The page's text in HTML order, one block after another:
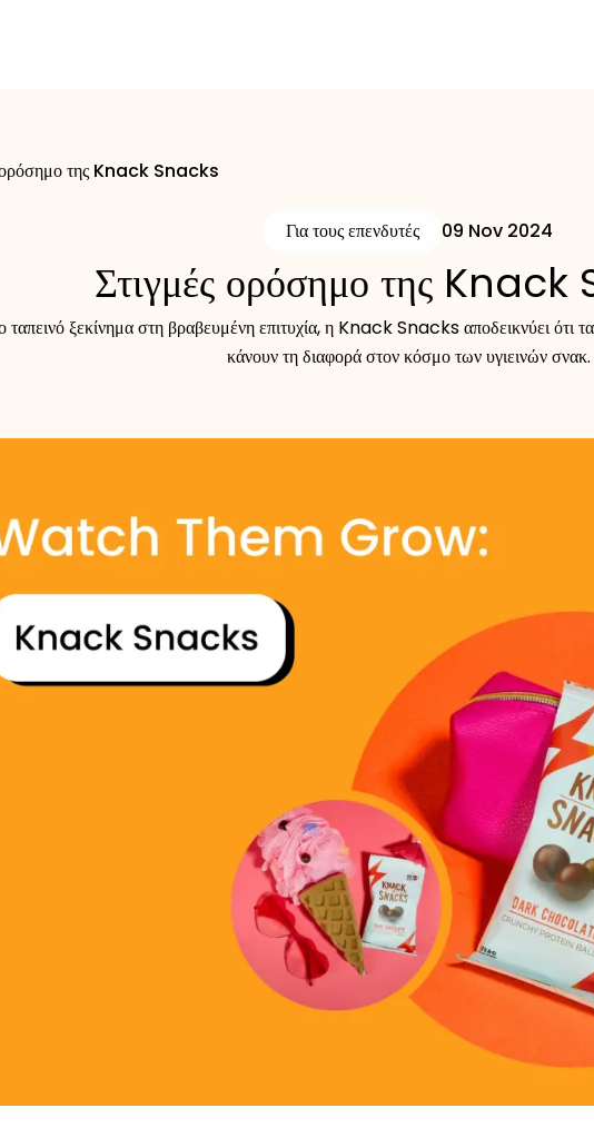
ορόσημο της Knack Snacks
Για τους επενδυτές 09 Nov 2024
Στιγμές ορόσημο της
ταπεινό ξεκίνημα στη βραβευμένη επιτυχία, η Knack Snacks αποδεικνύει ότι
κάνουν τη διαφορά στον κόσμο των υγιεινών σνακ.